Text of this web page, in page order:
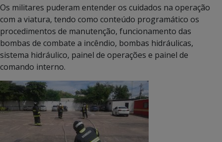
Os militares puderam entender os cuidados na operação
com a viatura, tendo como conteúdo programático os
procedimentos de manutenção, funcionamento das
bombas de combate a incêndio, bombas hidráulicas,
sistema hidráulico, painel de operações e painel de
comando interno.